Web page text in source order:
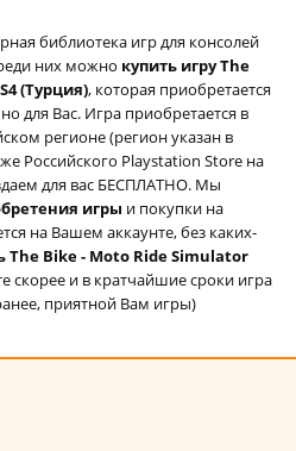
библиотека игр для консолей
них можно купить игру The
(Турция), которая приобретается
для Вас. Игра приобретается в
регионе (регион указан в
Российского Playstation Store на
для вас БЕСПЛАТНО. Мы
игры и покупки на
на Вашем аккаунте, без каких-
The Bike - Moto Ride Simulator
скорее и в кратчайшие сроки игра
приятной Вам игры)